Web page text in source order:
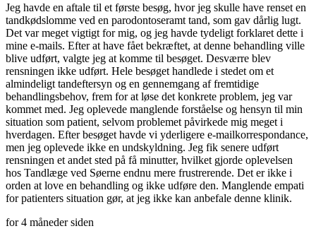
Jeg havde en aftale til et første besøg, hvor jeg skulle have renset en
tandkødslomme ved en parodontoseramt tand, som gav dårlig lugt.
Det var meget vigtigt for mig, og jeg havde tydeligt forklaret dette i
mine e-mails. Efter at have fået bekræftet, at denne behandling ville
blive udført, valgte jeg at komme til besøget. Desværre blev
rensningen ikke udført. Hele besøget handlede i stedet om et
almindeligt tandeftersyn og en gennemgang af fremtidige
behandlingsbehov, frem for at løse det konkrete problem, jeg var
kommet med. Jeg oplevede manglende forståelse og hensyn til min
situation som patient, selvom problemet påvirkede mig meget i
hverdagen. Efter besøget havde vi yderligere e-mailkorrespondance,
men jeg oplevede ikke en undskyldning. Jeg fik senere udført
rensningen et andet sted på få minutter, hvilket gjorde oplevelsen
hos Tandlæge ved Søerne endnu mere frustrerende. Det er ikke i
orden at love en behandling og ikke udføre den. Manglende empati
for patienters situation gør, at jeg ikke kan anbefale denne klinik.
for 4 måneder siden